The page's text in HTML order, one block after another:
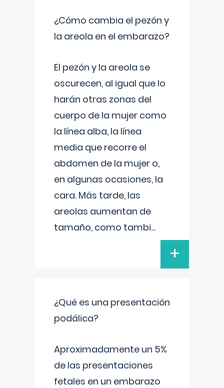
¿Cómo cambia el pezón y
la areola en el embarazo?
El pezón y la areola se
oscurecen, al igual que lo
harán otras zonas del
cuerpo de la mujer como
la línea alba, la línea
media que recorre el
abdomen de la mujer o,
en algunas ocasiones, la
cara. Más tarde, las
areolas aumentan de
tamaño, como tambi...
+
¿Qué es una presentación
podálica?
Aproximadamente un 5%
de las presentaciones
fetales en un embarazo